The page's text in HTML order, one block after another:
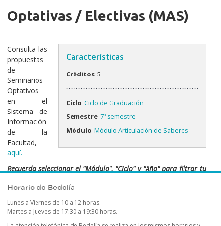
Horario de Bedelía
Lunes a Viernes de 10 a 12 horas.
Martes a Jueves de 17:30 a 19:30 horas.
Optativas / Electivas (MAS)
Características
Créditos 5
Ciclo Ciclo de Graduación
Semestre 7º semestre
Módulo Módulo Articulación de Saberes
Consulta las
propuestas
de
Seminarios
Optativos
en el
Sistema de
Información
de la
Facultad,
aquí.
Recuerda seleccionar el "Módulo", "Ciclo" y "Año" para filtrar tu